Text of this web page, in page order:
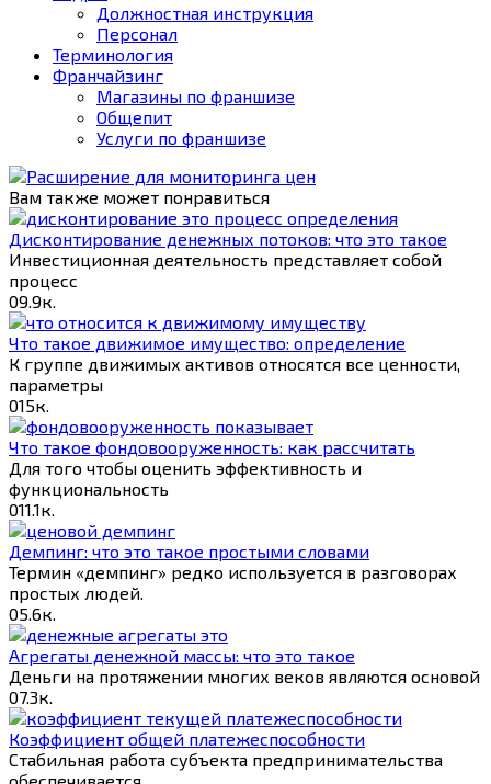
Должностная инструкция
Персонал
Терминология
Франчайзинг
Магазины по франшизе
Общепит
Услуги по франшизе
Вам также может понравиться
Дисконтирование денежных потоков: что это такое
Инвестиционная деятельность представляет собой
процесс
09.9к.
Что такое движимое имущество: определение
К группе движимых активов относятся все ценности,
параметры
015к.
Что такое фондовооруженность: как рассчитать
Для того чтобы оценить эффективность и
функциональность
011.1к.
Демпинг: что это такое простыми словами
Термин «демпинг» редко используется в разговорах
простых людей.
05.6к.
Агрегаты денежной массы: что это такое
Деньги на протяжении многих веков являются основой
07.3к.
Коэффициент общей платежеспособности
Стабильная работа субъекта предпринимательства